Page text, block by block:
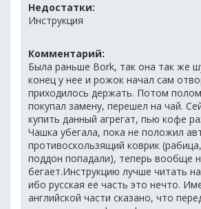
Недостатки:
Инструкция
Комментарий:
Была раньше Bork, так она так же
конец у нее и рожок начал сам
приходилось держать. Потом
покупал замену, перешел на чай.
купить данный агрегат, пью кофе
Чашка убегала, пока не положил
противоскользящий коврик
поддон попадали), теперь вообще
бегает.Инструкцию лучше читать
ибо русская ее часть это нечто.
английской части сказано, что